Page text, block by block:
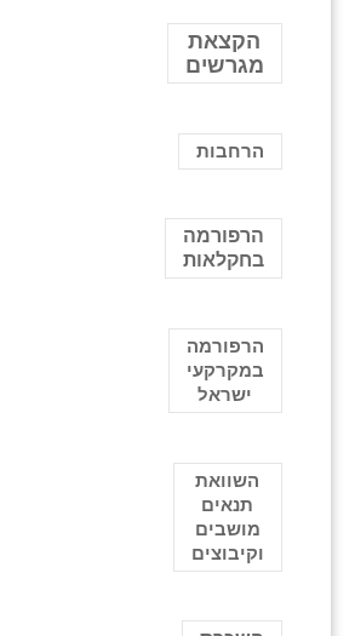
הקצאת
מגרשים
הרחבות
הרפורמה
בחקלאות
הרפורמה
במקרקעי
ישראל
השוואת
תנאים
מושבים
וקיבוצים